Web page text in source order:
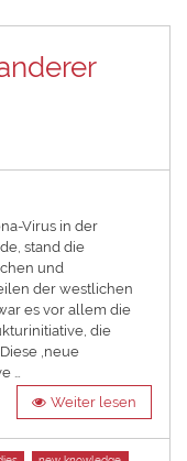
Virus in der
stand die
und
der westlichen
es vor allem die
die
‚neue
…
Weiter lesen